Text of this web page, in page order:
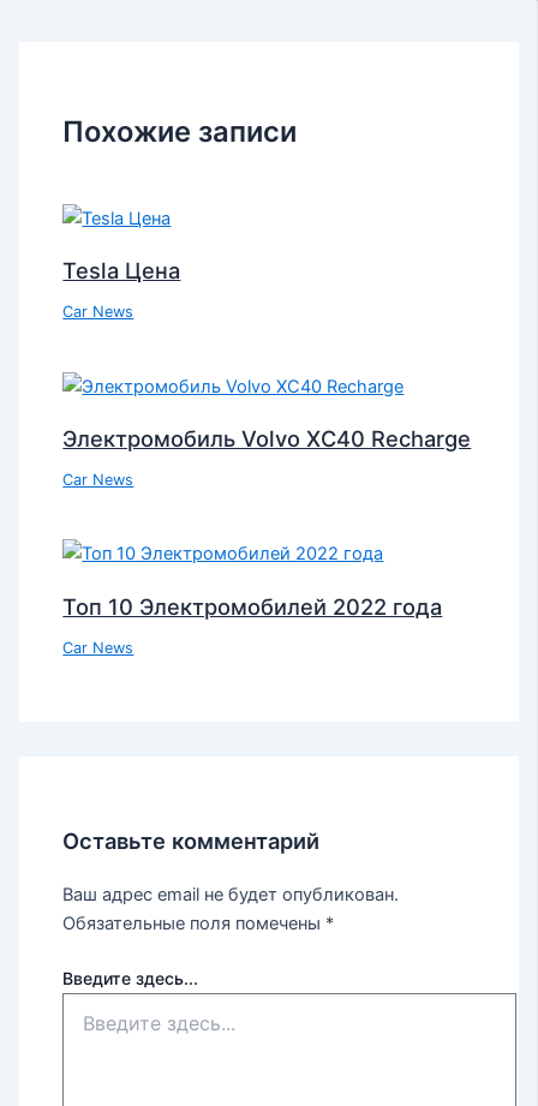
Похожие записи
Tesla Цена
Car News
Электромобиль Volvo XC40 Recharge
Car News
Топ 10 Электромобилей 2022 года
Car News
Оставьте комментарий
Ваш адрес email не будет опубликован.
Обязательные поля помечены *
Введите здесь...